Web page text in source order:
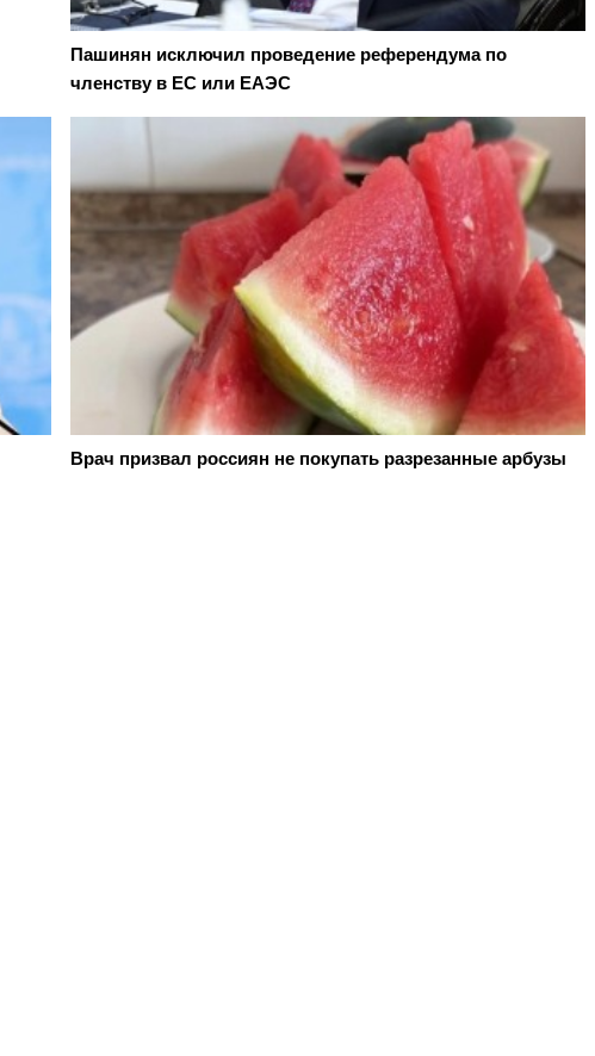
Пашинян исключил проведение референдума по
членству в ЕС или ЕАЭС
Врач призвал россиян не покупать разрезанные арбузы